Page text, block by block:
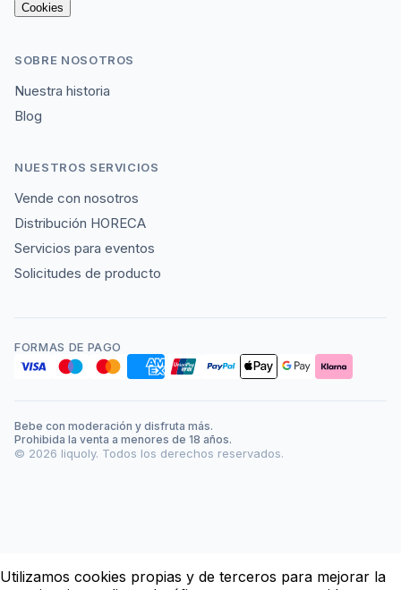
Cookies
SOBRE NOSOTROS
Nuestra historia
Blog
NUESTROS SERVICIOS
Vende con nosotros
Distribución HORECA
Servicios para eventos
Solicitudes de producto
FORMAS DE PAGO
Bebe con moderación y disfruta más.
Prohibida la venta a menores de 18 años.
© 2026 liquoly. Todos los derechos reservados.
Utilizamos cookies propias y de terceros para mejorar la